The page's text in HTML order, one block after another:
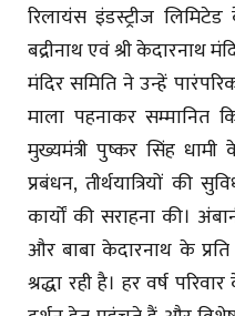
रिलायंस इंडस्ट्रीज
बद्रीनाथ एवं श्री केदारनाथ
मंदिर समिति ने उन्हें
माला पहनाकर सम्मानित
मुख्यमंत्री पुष्कर सिंह धामी
प्रबंधन, तीर्थयात्रियों की
कार्यों की सराहना की।
और बाबा केदारनाथ के
श्रद्धा रही है। हर वर्ष